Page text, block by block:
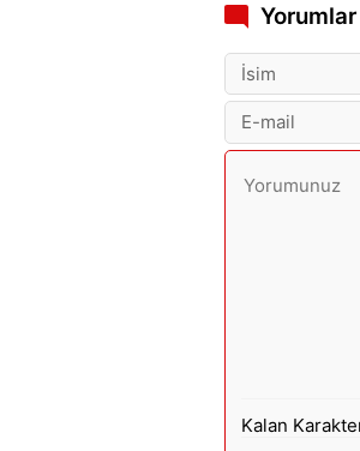
Yorumlar
Kalan